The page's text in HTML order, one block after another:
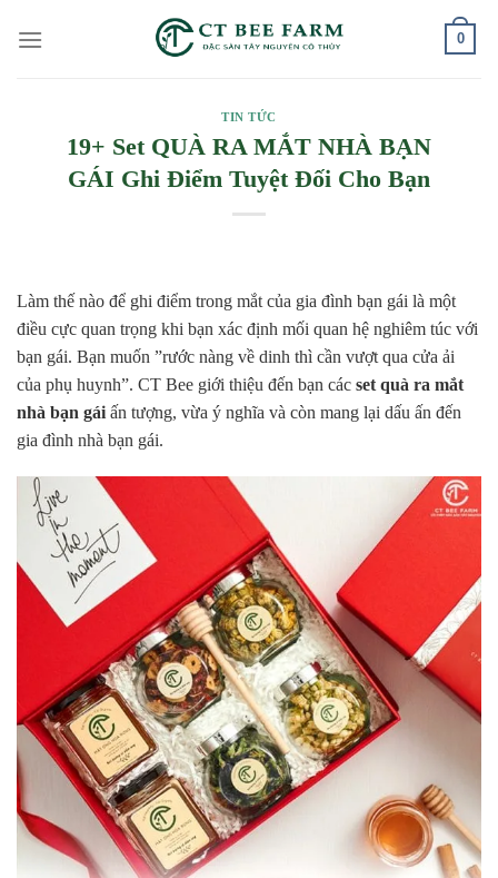
0
TIN TỨC
19+ Set QUÀ RA MẮT NHÀ BẠN
GÁI Ghi Điểm Tuyệt Đối Cho Bạn
Làm thế nào để ghi điểm trong mắt của gia đình bạn gái là một
điều cực quan trọng khi bạn xác định mối quan hệ nghiêm túc với
bạn gái. Bạn muốn ”rước nàng về dinh thì cần vượt qua cửa ải
của phụ huynh”. CT Bee giới thiệu đến bạn các set quà ra mắt
nhà bạn gái ấn tượng, vừa ý nghĩa và còn mang lại dấu ấn đến
gia đình nhà bạn gái.